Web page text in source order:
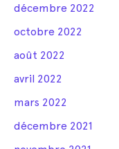
décembre 2022
octobre 2022
août 2022
avril 2022
mars 2022
décembre 2021